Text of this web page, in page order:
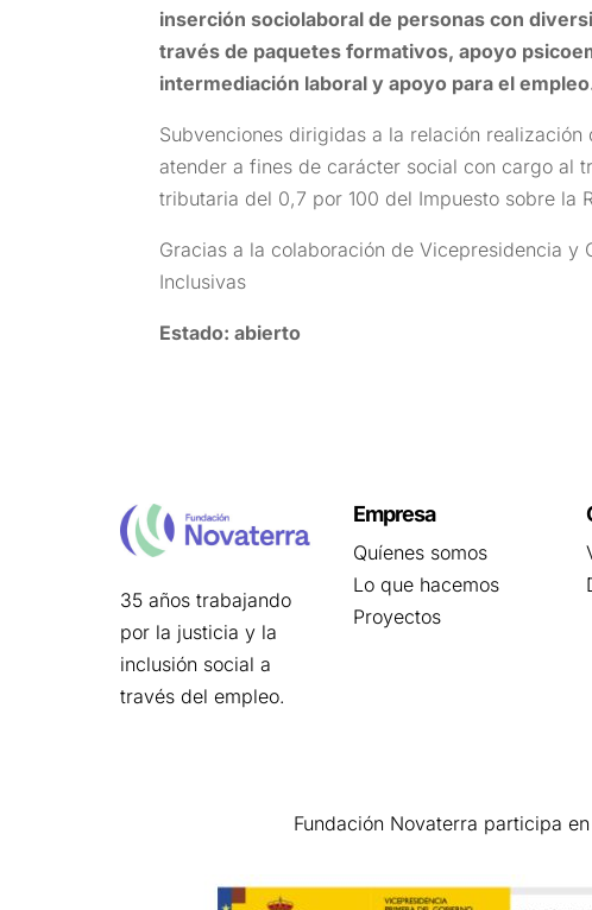
inserción sociolaboral de personas con
través de paquetes formativos, apoyo
intermediación laboral y apoyo para el
Subvenciones dirigidas a la relación
atender a fines de carácter social con cargo al
tributaria del 0,7 por 100 del Impuesto sobre la
Gracias a la colaboración de Vicepresidencia y
Inclusivas
Estado: abierto
35 años trabajando
por la justicia y la
inclusión social a
través del empleo.
Empresa
Quíenes somos
Lo que hacemos
Proyectos
Fundación Novaterra participa